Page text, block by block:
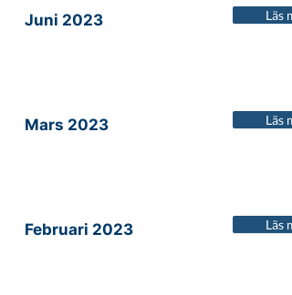
Juni 2023 Läs
Mars 2023 Läs
Februari 2023 Läs